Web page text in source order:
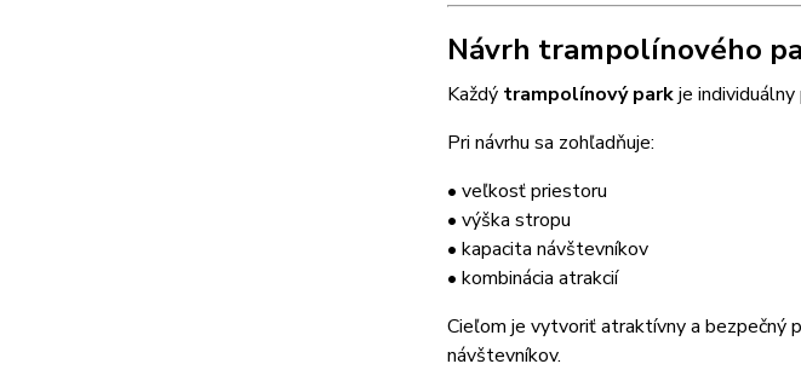
Návrh trampolínového
Každý trampolínový parkje
Pri návrhu sa zohľadňuje:
• veľkosť priestoru
• výška stropu
• kapacita návštevníkov
• kombinácia atrakcií
Cieľom je vytvoriť atraktívny a bezpečný
návštevníkov.